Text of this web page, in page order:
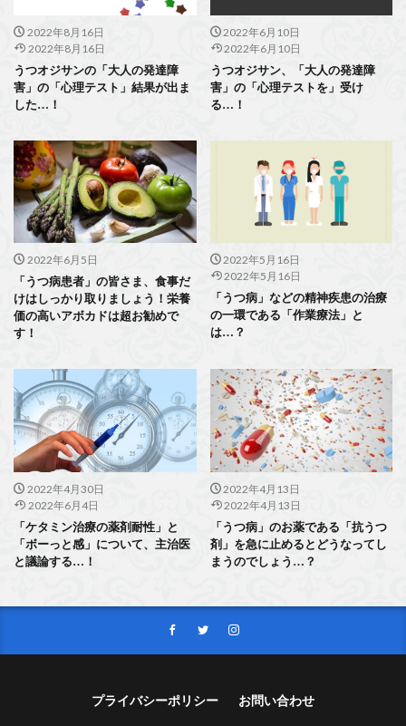
2022年8月16日
2022年8月16日
うつオジサンの「大人の発達障
害」の「心理テスト」結果が出ま
した…！
2022年6月10日
2022年6月10日
うつオジサン、「大人の発達障
害」の「心理テストを」受け
る…！
2022年6月5日
「うつ病患者」の皆さま、食事だ
けはしっかり取りましょう！栄養
価の高いアボカドは超お勧めで
す！
2022年5月16日
2022年5月16日
「うつ病」などの精神疾患の治療
の一環である「作業療法」と
は…？
2022年4月30日
2022年6月4日
「ケタミン治療の薬剤耐性」と
「ボーっと感」について、主治医
と議論する…！
2022年4月13日
2022年4月13日
「うつ病」のお薬である「抗うつ
剤」を急に止めるとどうなってし
まうのでしょう…？
プライバシーポリシー お問い合わせ